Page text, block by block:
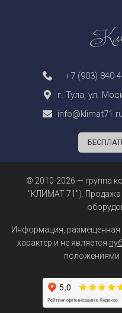
+7 (903) 840-
г. Тула, ул.
info@klimat71.ru
© 2010-2026 — группа
"КЛИМАТ 71"). Продажа
Информация,
характер и не является
положениями